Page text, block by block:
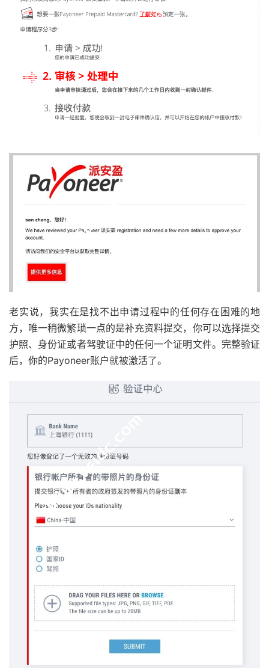
老实说，我实在是找不出申请过程中的任何存在困难的地
方，唯一稍微繁琐一点的是补充资料提交，你可以选择提交
护照、身份证或者驾驶证中的任何一个证明文件。完整验证
后，你的Payoneer账户就被激活了。